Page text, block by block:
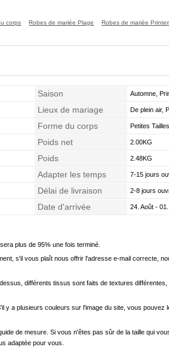
corps Robes de mariée Plage Robes de mariée
Saison Automne,
Lieux de mariage De plein air,
Forme du corps Petites
Poids net 2.00KG
Poids 2.48KG
Adapter les temps 7-15 jours
Délai de livraison 2-8 jours
Date d'arrivée 24. Août -
plus de 95% une fois terminé.
s'il vous plaît nous offrir l'adresse e-mail correcte,
différents tissus sont faits de textures
y a plusieurs couleurs sur l'image du site, vous
de mesure. Si vous n'êtes pas sûr de la taille qui
adaptée pour vous.